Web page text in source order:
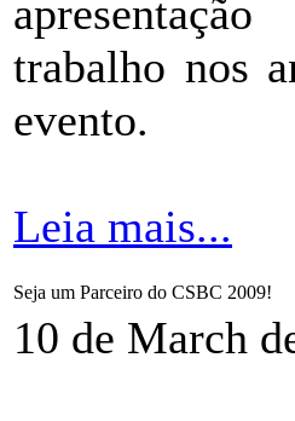
trabalho nos
evento.
Leia mais...
Seja um Parceiro do CSBC 2009!
10 de March